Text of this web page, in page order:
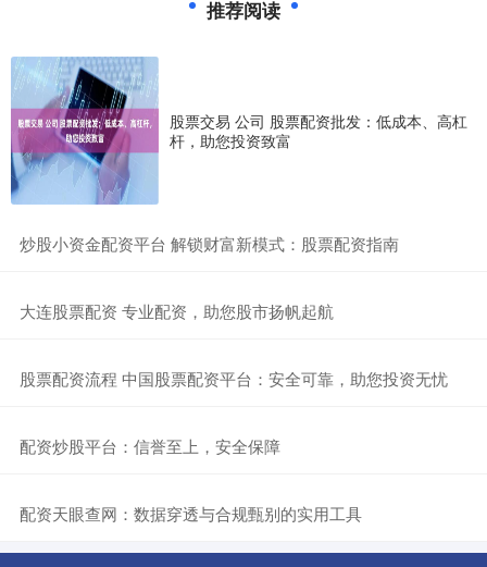
推荐阅读
股票交易 公司 股票配资批发：低成本、高杠
杆，助您投资致富
​炒股小资金配资平台 解锁财富新模式：股票配资指南
​大连股票配资 专业配资，助您股市扬帆起航
​股票配资流程 中国股票配资平台：安全可靠，助您投资无忧
​配资炒股平台：信誉至上，安全保障
​配资天眼查网：数据穿透与合规甄别的实用工具